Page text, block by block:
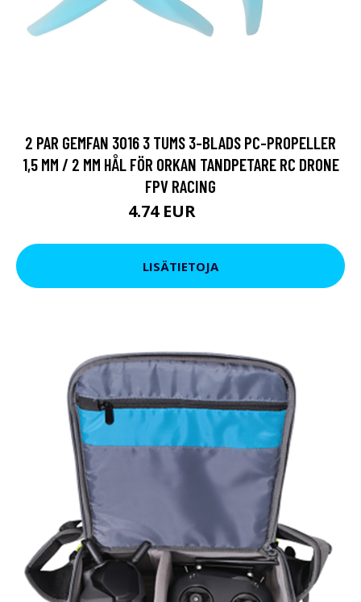
2 PAR GEMFAN 3016 3 TUMS 3-BLADS PC-PROPELLER
1,5 MM / 2 MM HÅL FÖR ORKAN TANDPETARE RC DRONE
FPV RACING
4.74 EUR
LISÄTIETOJA